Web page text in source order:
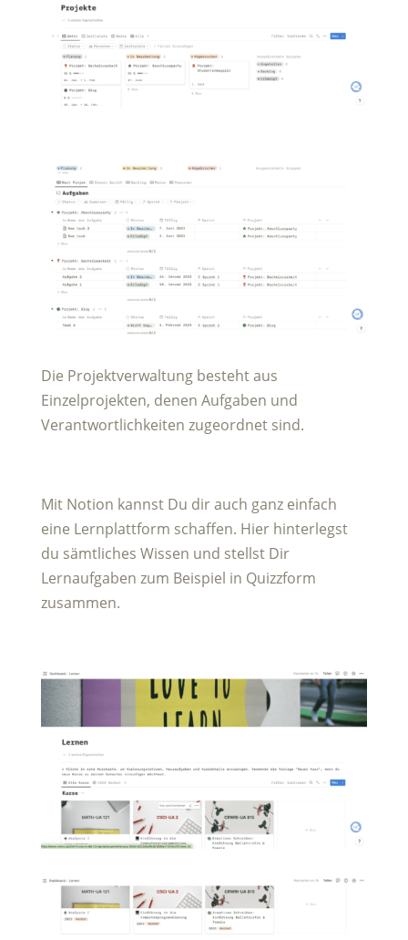
Die Projektverwaltung besteht aus
Einzelprojekten, denen Aufgaben und
Verantwortlichkeiten zugeordnet sind.
Mit Notion kannst Du dir auch ganz einfach
eine Lernplattform schaffen. Hier hinterlegst
du sämtliches Wissen und stellst Dir
Lernaufgaben zum Beispiel in Quizzform
zusammen.